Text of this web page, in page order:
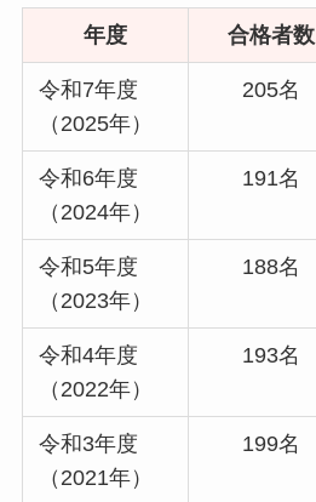
年度 合格者数
令和7年度
（2025年）
205名
令和6年度
（2024年）
191名
令和5年度
（2023年）
188名
令和4年度
（2022年）
193名
令和3年度
（2021年）
199名